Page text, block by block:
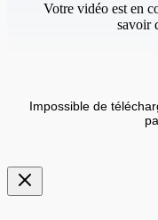
Votre vidéo est en
savoir
Impossible de